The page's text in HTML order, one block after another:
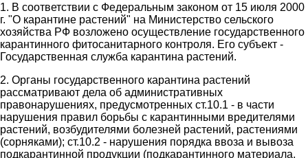
1. В соответствии с Федеральным законом от 15 июля 2000
г. "О карантине растений" на Министерство сельского
хозяйства РФ возложено осуществление государственного
карантинного фитосанитарного контроля. Его субъект -
Государственная служба карантина растений.
2. Органы государственного карантина растений
рассматривают дела об административных
правонарушениях, предусмотренных ст.10.1 - в части
нарушения правил борьбы с карантинными вредителями
растений, возбудителями болезней растений, растениями
(сорняками); ст.10.2 - нарушения порядка ввоза и вывоза
подкарантинной продукции (подкарантинного материала,